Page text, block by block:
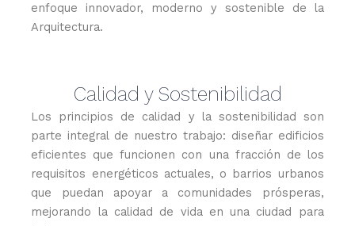
enfoque innovador, moderno y sostenible de la
Arquitectura.
Calidad y Sostenibilidad​
Los principios de calidad y la sostenibilidad son
parte integral de nuestro trabajo: diseñar edificios
eficientes que funcionen con una fracción de los
requisitos energéticos actuales, o barrios urbanos
que puedan apoyar a comunidades prósperas,
mejorando la calidad de vida en una ciudad para